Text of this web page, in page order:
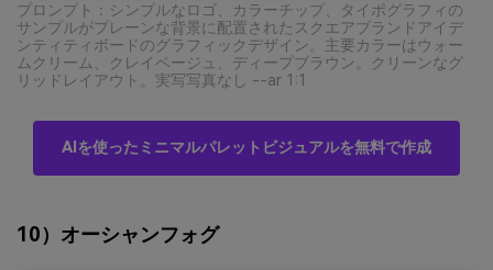
プロンプト：シンプルなロゴ、カラーチップ、タイポグラフィの
サンプルがプレーンな背景に配置されたスクエアブランドアイデ
ンティティボードのグラフィックデザイン。主要カラーはウォー
ムクリーム、クレイベージュ、ディープブラウン。クリーンなグ
リッドレイアウト。実写写真なし --ar 1:1
AIを使ったミニマルパレットビジュアルを無料で作成
10）オーシャンフォグ